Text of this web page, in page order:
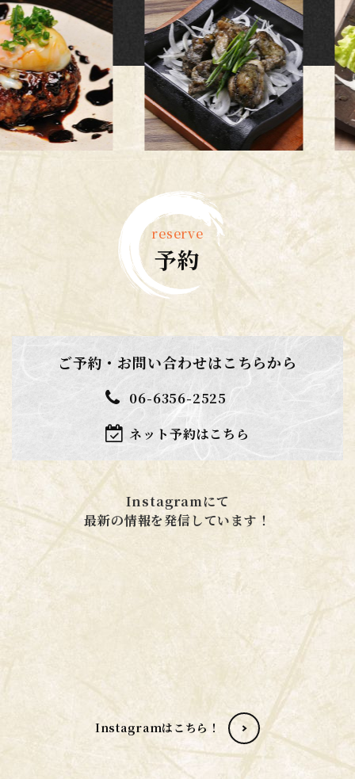
reserve
予約
ご予約・お問い合わせはこちらから
06-6356-2525
ネット予約はこちら
Instagramにて
​​​​​​​最新の情報を発信しています！
Instagramはこちら！